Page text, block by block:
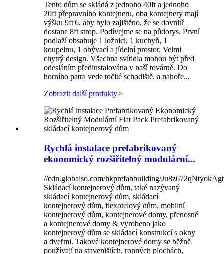
Tento dům se skládá z jednoho 40ft a jednoho
20ft přepravního kontejneru, oba kontejnery mají
výšku 9ft'6, aby bylo zajištěno, že se dovnitř
dostane 8ft strop. Podívejme se na půdorys. První
podlaží obsahuje 1 ložnici, 1 kuchyň, 1
koupelnu, 1 obývací a jídelní prostor. Velmi
chytrý design. Všechna svítidla mohou být před
odesláním předinstalována v naší továrně. Do
horního patra vede točité schodiště. a nahoře...
Zobrazit další produkty>
Rychlá instalace prefabrikovaný
ekonomický rozšiřitelný modulární...
//cdn.globalso.com/hkprefabbuilding/
Skládací kontejnerový dům, také nazývaný
skládací kontejnerový dům, skládací
kontejnerový dům, flexotelový dům, mobilní
kontejnerový dům, kontejnerové domy, přenosné
a kontejnerové domy & vyrobeno jako
kontejnerový dům se skládací konstrukcí s okny
a dveřmi. Takové kontejnerové domy se běžně
používají na staveništích, ropných plochách,